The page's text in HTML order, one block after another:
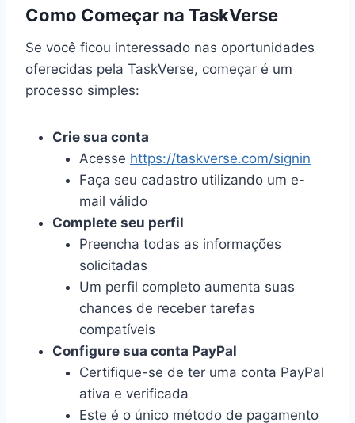
Como Começar na TaskVerse
Se você ficou interessado nas oportunidades
oferecidas pela TaskVerse, começar é um
processo simples:
Crie sua conta
Acesse https://taskverse.com/signin
Faça seu cadastro utilizando um e-
mail válido
Complete seu perfil
Preencha todas as informações
solicitadas
Um perfil completo aumenta suas
chances de receber tarefas
compatíveis
Configure sua conta PayPal
Certifique-se de ter uma conta PayPal
ativa e verificada
Este é o único método de pagamento